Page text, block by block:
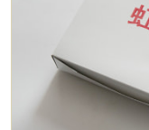
手間なく
ってどん
ていまし